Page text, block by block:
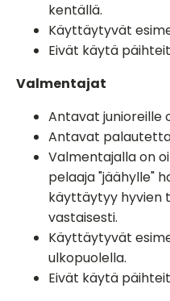
kentällä.
Käyttäytyvät
Eivät käytä
Valmentajat
Antavat junioreille
Antavat
Valmentajalla on
pelaaja "jäähylle"
käyttäytyy hyvien
vastaisesti.
Käyttäytyvät
ulkopuolella.
Eivät käytä